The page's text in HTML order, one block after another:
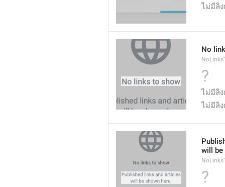
ไม่มีลิง
No
?
ไม่มีลิ
ไม่มีลิ
will be
?